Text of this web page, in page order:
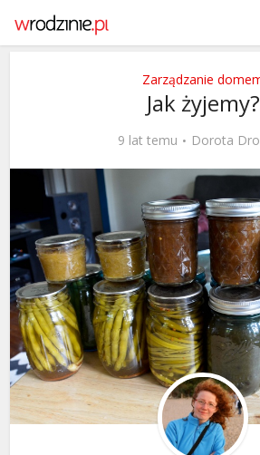
Zarządzanie
Jak żyjemy?
9 lat temu Dorota